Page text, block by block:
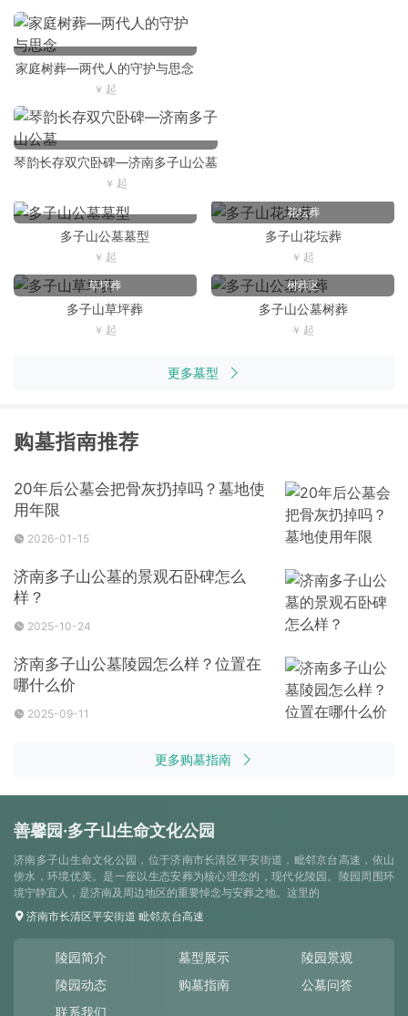
家庭树葬—两代人的守护与思念
琴韵长存双穴卧碑—济南多子山公墓
多子山公墓墓型
花坛葬
多子山花坛葬
草坪葬
多子山草坪葬
树葬区
多子山公墓树葬
更多墓型
购墓指南推荐
20年后公墓会把骨灰扔掉吗？墓地使
用年限
2026-01-15
​济南多子山公墓的景观石卧碑怎么
样？
2025-10-24
济南多子山公墓陵园怎么样？位置在
哪什么价
2025-09-11
更多购墓指南
善馨园·多子山生命文化公园
济南多子山生命文化公园，位于济南市长清区平安街道，毗邻京台高速，依山
傍水，环境优美。是一座以生态安葬为核心理念的，现代化陵园。陵园周围环
境宁静宜人，是济南及周边地区的重要悼念与安葬之地。这里的
济南市长清区平安街道 毗邻京台高速
陵园简介 墓型展示
陵园景观
陵园动态
购墓指南
公墓问答
联系我们